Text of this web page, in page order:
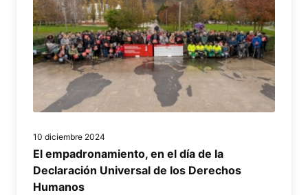
10 diciembre 2024
El empadronamiento, en el día de la
Declaración Universal de los Derechos
Humanos